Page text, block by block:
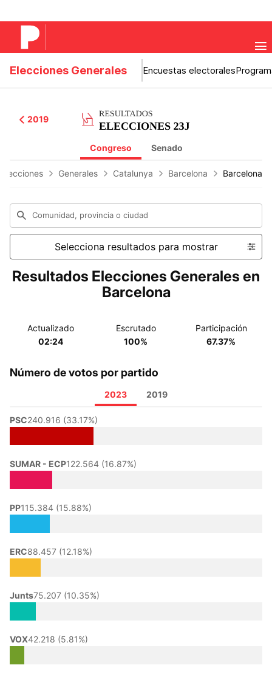
Elecciones Generales Encuestas electorales
2019
Congreso Senado
Generales Catalunya Barcelona Barcelona
Comunidad, provincia o ciudad
Selecciona resultados para mostrar
Resultados Elecciones Generales en
Barcelona
Actualizado
02:24
Escrutado
100%
Participación
67.37%
Número de votos por partido
2023 2019
PSC240.916 (33.17%)
SUMAR - ECP122.564 (16.87%)
PP115.384 (15.88%)
ERC88.457 (12.18%)
Junts75.207 (10.35%)
VOX42.218 (5.81%)